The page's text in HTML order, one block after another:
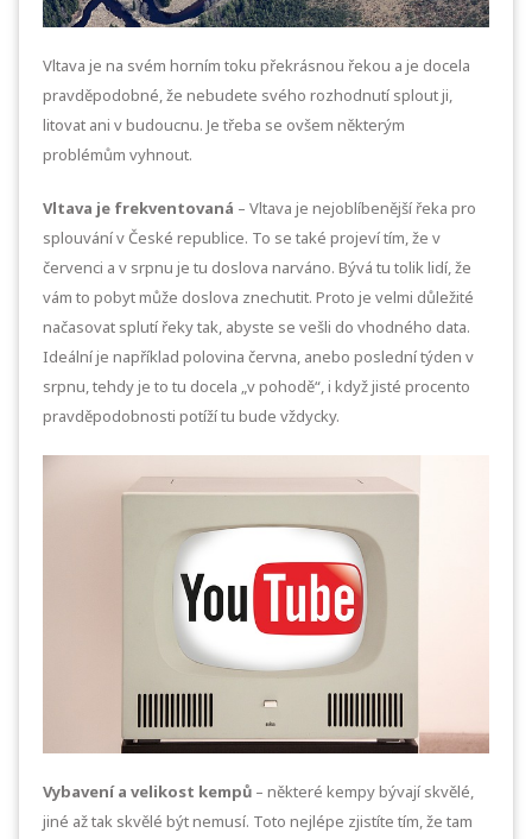
Vltava je na svém horním toku překrásnou řekou a je docela
pravděpodobné, že nebudete svého rozhodnutí splout ji,
litovat ani v budoucnu. Je třeba se ovšem některým
problémům vyhnout.
Vltava je frekventovaná – Vltava je nejoblíbenější řeka pro
splouvání v České republice. To se také projeví tím, že v
červenci a v srpnu je tu doslova narváno. Bývá tu tolik lidí, že
vám to pobyt může doslova znechutit. Proto je velmi důležité
načasovat splutí řeky tak, abyste se vešli do vhodného data.
Ideální je například polovina června, anebo poslední týden v
srpnu, tehdy je to tu docela „v pohodě“, i když jisté procento
pravděpodobnosti potíží tu bude vždycky.
Vybavení a velikost kempů – některé kempy bývají skvělé,
jiné až tak skvělé být nemusí. Toto nejlépe zjistíte tím, že tam